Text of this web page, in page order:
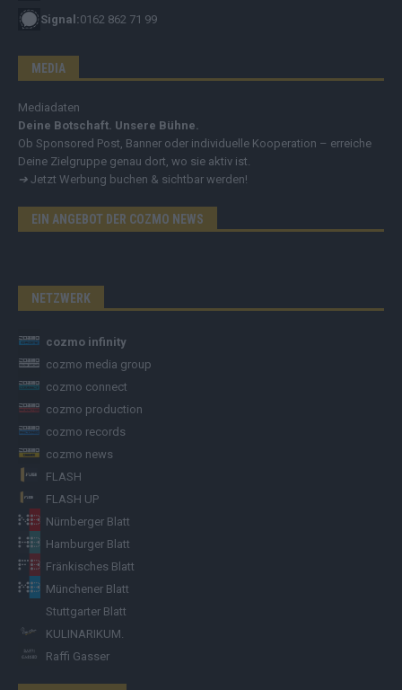
Signal:0162 862 71 99
MEDIA
Mediadaten
Deine Botschaft. Unsere Bühne.
Ob Sponsored Post, Banner oder individuelle Kooperation – erreiche
Deine Zielgruppe genau dort, wo sie aktiv ist.
➔ Jetzt Werbung buchen & sichtbar werden!
EIN ANGEBOT DER COZMO NEWS
NETZWERK
cozmo infinity
cozmo media group
cozmo connect
cozmo production
cozmo records
cozmo news
FLASH
FLASH UP
Nürnberger Blatt
Hamburger Blatt
Fränkisches Blatt
Münchener Blatt
Stuttgarter Blatt
KULINARIKUM.
Raffi Gasser